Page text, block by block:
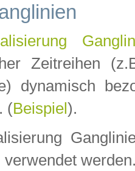
Zeitreihen
dynamisch
(Beispiel ).
verwendet